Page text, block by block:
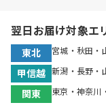
翌日お届け対象エ
東北 宮城・秋田・
甲信越 新潟・長野・
関東 東京・神奈川